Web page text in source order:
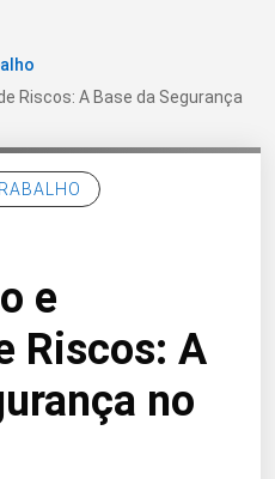
Riscos: A Base da Segurança
e
Riscos: A
no